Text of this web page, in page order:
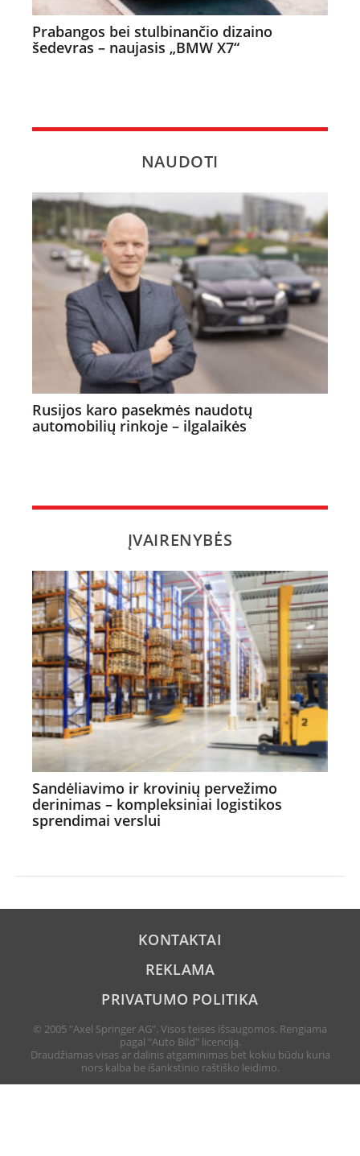
Prabangos bei stulbinančio dizaino
šedevras – naujasis „BMW X7“
NAUDOTI
Rusijos karo pasekmės naudotų
automobilių rinkoje – ilgalaikės
ĮVAIRENYBĖS
Sandėliavimo ir krovinių pervežimo
derinimas – kompleksiniai logistikos
sprendimai verslui
KONTAKTAI
REKLAMA
PRIVATUMO POLITIKA
© 2005 "Axel Springer AG". Visos teisės išsaugomos. Rengiama
pagal "Auto Bild" licenciją.
Draudžiamas visas ar dalinis atgaminimas bet kokiu būdu kuria
nors kalba be išankstinio raštiško leidimo.